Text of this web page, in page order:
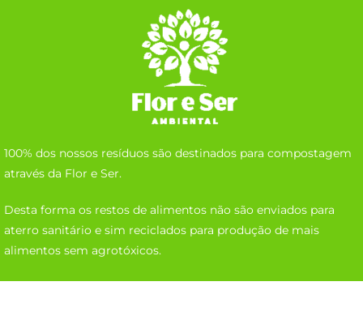
100% dos nossos resíduos são destinados para compostagem
através da Flor e Ser.
Desta forma os restos de alimentos não são enviados para
aterro sanitário e sim reciclados para produção de mais
alimentos sem agrotóxicos.